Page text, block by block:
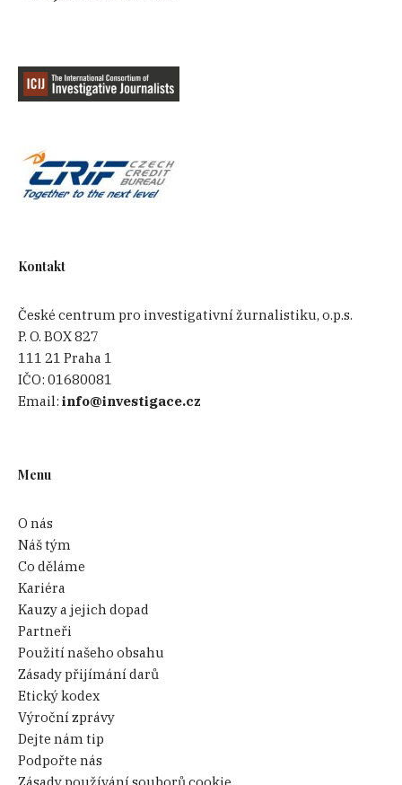
Kontakt
České centrum pro investigativní žurnalistiku, o.p.s.
P. O. BOX 827
111 21 Praha 1
IČO:01680081
Email:info@investigace.cz
Menu
O nás
Náš tým
Co děláme
Kariéra
Kauzy a jejich dopad
Partneři
Použití našeho obsahu
Zásady přijímání darů
Etický kodex
Výroční zprávy
Dejte nám tip
Podpořte nás